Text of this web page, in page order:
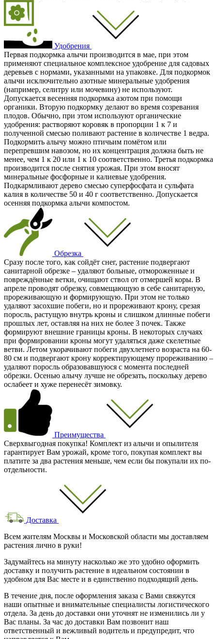
Удобрения
Первая подкормка алычи производится в мае, при этом
применяют специальное комплексное удобрение для садовых
деревьев с нормами, указанными на упаковке. Для подкормок
алычи исключительно азотные минеральные удобрения
(например, селитру или мочевину) не используют.
Допускается весенняя подкормка азотом при помощи
органики. Вторую подкормку делают во время созревания
плодов. Обычно, при этом используют органические
удобрения: растворяют коровяк в пропорции 1 к 7 и
полученной смесью поливают растение в количестве 1 ведра.
Подкормить алычу можно птичьим помётом или
перепревшим навозом, но их концентрация должна быть не
менее, чем 1 к 20 или 1 к 10 соответственно. Третья подкормка
производится после снятия урожая. При этом вносят
минеральные фосфорные и калиевые удобрения.
Подкармливают дерево смесью суперфосфата и сульфата
калия в количестве 50 и 40 г соответственно. Допускается
осенняя подкормка алычи компостом.
Обрезка
Сразу после того, как сойдёт снег, растение подвергают
санитарной обрезке – удаляют больные, отмороженные и
повреждённые ветки, очищают ствол от отмершей коры. В
апреле проводят обрезку, совмещающую в себе санитарную,
прореживающую и формирующую. При этом не только
удаляют засохшие побеги, но и прореживают крону, срезая
поросль, растущую внутрь кроны и слишком длинные побеги
прошлых лет, оставляя на них не более 3 почек. Также
формируют внешние границы кроны. В некоторых случаях
при формировании кроны могут удаляться даже скелетные
ветви. Летом укорачивают побеги двухлетнего возраста на 60-
80 см и подвергают крону корректирующему прореживанию –
удаляют поросль образовавшуюся с момента последней
обрезки. Осенью алычу лучше не обрезать, поскольку дерево
ослабеет и хуже перенесёт зимовку.
Преимущества
Сверхвыгодная покупка! Комплект из алычи и опылителя
гарантирует Вам урожай, кроме того, покупая комплект вы
платите за два растения меньше, чем если бы покупали их по-
отдельности.
Доставка
Всем жителям Москвы и Московской области мы доставляем
растения лично в руки!
Задумайтесь на минуту насколько же это удобно оформить
доставку и получить растение в идеальном состоянии в
удобном для Вас месте и в единственно подходящий день.
В течение дня, после оформления заказа с Вами свяжутся
наши опытные и внимательные специалисты логистического
отдела. За день до доставки они уточнят не изменились ли у
Вас планы. За час до доставки Вам позвонит наш
ответственный и вежливый водитель и предупредит, что